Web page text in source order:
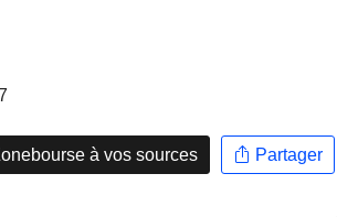
à vos sources Partager